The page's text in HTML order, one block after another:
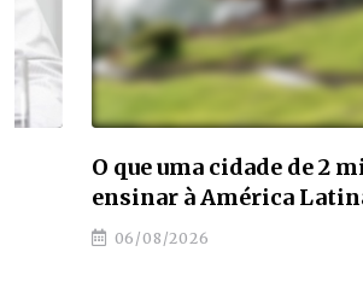
O que uma cidade de 2 mil
ensinar à América Latina
06/08/2026